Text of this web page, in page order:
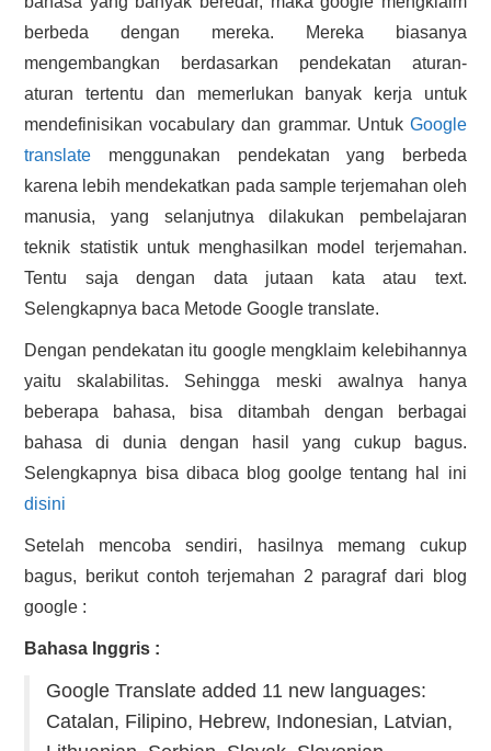
berbeda dengan mereka. Mereka biasanya
mengembangkan berdasarkan pendekatan aturan-
aturan tertentu dan memerlukan banyak kerja untuk
mendefinisikan vocabulary dan grammar. Untuk Google
translate menggunakan pendekatan yang berbeda
karena lebih mendekatkan pada sample terjemahan oleh
manusia, yang selanjutnya dilakukan pembelajaran
teknik statistik untuk menghasilkan model terjemahan.
Tentu saja dengan data jutaan kata atau text.
Selengkapnya baca Metode Google translate.
Dengan pendekatan itu google mengklaim kelebihannya
yaitu skalabilitas. Sehingga meski awalnya hanya
beberapa bahasa, bisa ditambah dengan berbagai
bahasa di dunia dengan hasil yang cukup bagus.
Selengkapnya bisa dibaca blog goolge tentang hal ini
disini
Setelah mencoba sendiri, hasilnya memang cukup
bagus, berikut contoh terjemahan 2 paragraf dari blog
google :
Bahasa Inggris :
Google Translate added 11 new languages:
Catalan, Filipino, Hebrew, Indonesian, Latvian,